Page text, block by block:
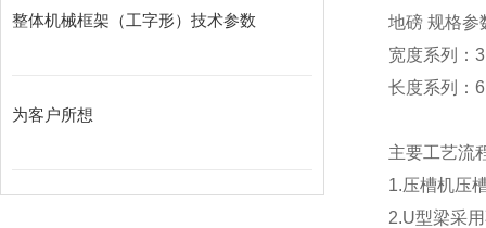
整体机械框架（工字形）技术参数
为客户所想
地磅 规格参
宽度系列：
长度系列：
主要工艺流
1.压槽机压
2.U型梁采